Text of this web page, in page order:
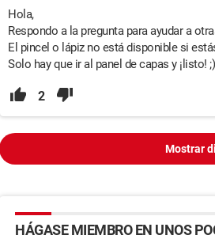
Hola,
Respondo a la pregunta para ayudar a
El pincel o lápiz no está disponible si
Solo hay que ir al panel de capas y ¡listo! ;)
2
Mostrar
HÁGASE MIEMBRO EN UNOS